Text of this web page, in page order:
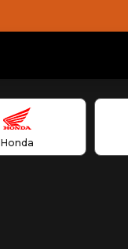
Honda